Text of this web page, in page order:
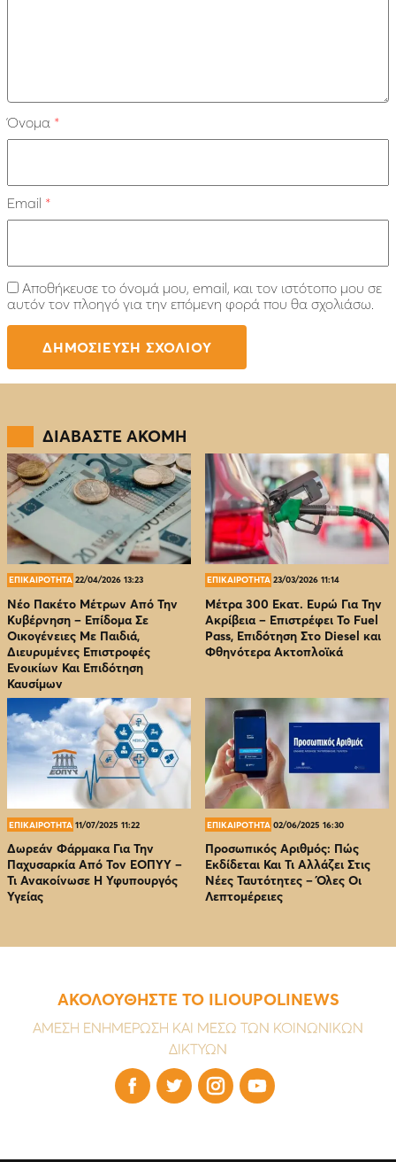
Όνομα *
Email *
Αποθήκευσε το όνομά μου, email, και τον ιστότοπο μου σε
αυτόν τον πλοηγό για την επόμενη φορά που θα σχολιάσω.
ΔΙΑΒΑΣΤΕ ΑΚΟΜΗ
ΕΠΙΚΑΙΡΟΤΗΤΑ 22/04/2026 13:23
Νέο Πακέτο Μέτρων Από Την
Κυβέρνηση – Επίδομα Σε
Οικογένειες Με Παιδιά,
Διευρυμένες Επιστροφές
Ενοικίων Και Επιδότηση
Καυσίμων
ΕΠΙΚΑΙΡΟΤΗΤΑ 23/03/2026 11:14
Μέτρα 300 Εκατ. Ευρώ Για Την
Ακρίβεια – Επιστρέφει Το Fuel
Pass, Επιδότηση Στο Diesel και
Φθηνότερα Ακτοπλοϊκά
ΕΠΙΚΑΙΡΟΤΗΤΑ 11/07/2025 11:22
Δωρεάν Φάρμακα Για Την
Παχυσαρκία Από Τον EOΠΥΥ –
Τι Ανακοίνωσε Η Υφυπουργός
Υγείας
ΕΠΙΚΑΙΡΟΤΗΤΑ 02/06/2025 16:30
Προσωπικός Αριθμός: Πώς
Εκδίδεται Και Τι Αλλάζει Στις
Νέες Ταυτότητες – Όλες Οι
Λεπτομέρειες
ΑΚΟΛΟΥΘΗΣΤΕ ΤΟ ILIOUPOLINEWS
ΑΜΕΣΗ ΕΝΗΜΕΡΩΣΗ ΚΑΙ ΜΕΣΩ ΤΩΝ ΚΟΙΝΩΝΙΚΩΝ
ΔΙΚΤΥΩΝ
   